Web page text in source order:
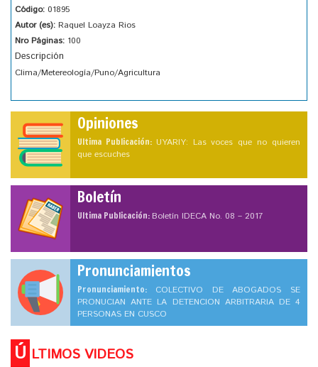
Código: 01895
Autor (es): Raquel Loayza Rios
Nro Páginas: 100
Descripción
Clima/Metereología/Puno/Agricultura
Opiniones
Ultima Publicación: UYARIY: Las voces que no quieren
que escuches
Boletín
Ultima Publicación:Boletín IDECA No. 08 – 2017
Pronunciamientos
Pronunciamiento: COLECTIVO DE ABOGADOS SE
PRONUCIAN ANTE LA DETENCION ARBITRARIA DE 4
PERSONAS EN CUSCO
Ú LTIMOS VIDEOS